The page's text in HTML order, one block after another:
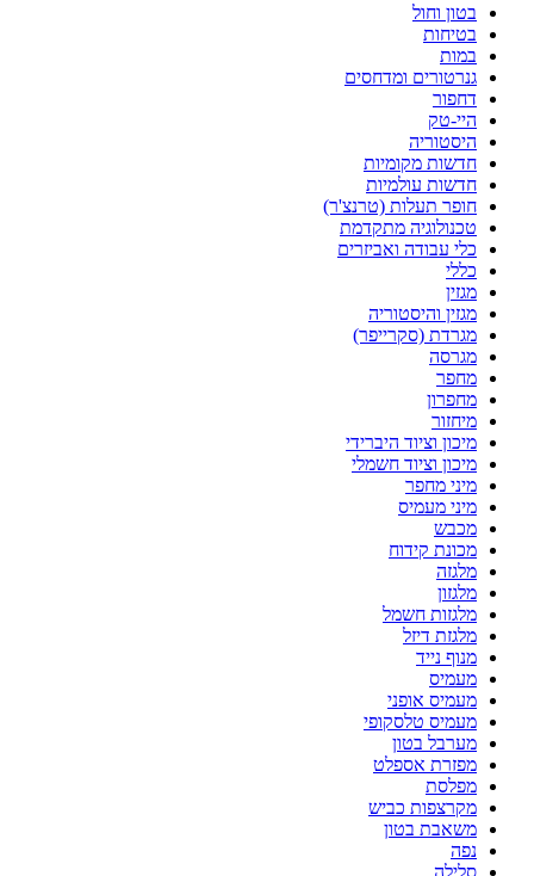
בטון וחול
בטיחות
במות
גנרטורים ומדחסים
דחפור
היי-טק
היסטוריה
חדשות מקומיות
חדשות עולמיות
חופר תעלות (טרנצ'ר)
טכנולוגיה מתקדמת
כלי עבודה ואביזרים
כללי
מגזין
מגזין והיסטוריה
מגרדת (סקרייפר)
מגרסה
מחפר
מחפרון
מיחזור
מיכון וציוד היברידי
מיכון וציוד חשמלי
מיני מחפר
מיני מעמיס
מכבש
מכונת קידוח
מלגזה
מלגזון
מלגזות חשמל
מלגזת דיזל
מנוף נייד
מעמיס
מעמיס אופני
מעמיס טלסקופי
מערבל בטון
מפזרת אספלט
מפלסת
מקרצפות כביש
משאבת בטון
נפה
סלילה